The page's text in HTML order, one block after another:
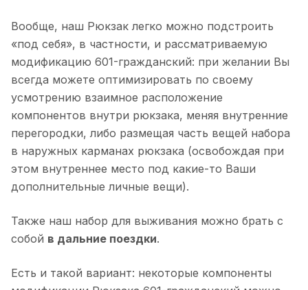
Вообще, наш Рюкзак легко можно подстроить
«под себя», в частности, и рассматриваемую
модификацию 601-гражданский: при желании Вы
всегда можете оптимизировать по своему
усмотрению взаимное расположение
компонентов внутри рюкзака, меняя внутренние
перегородки, либо размещая часть вещей набора
в наружных карманах рюкзака (освобождая при
этом внутреннее место под какие-то Ваши
дополнительные личные вещи).
Также наш набор для выживания можно брать с
собой в дальние поездки.
Есть и такой вариант: некоторые компоненты